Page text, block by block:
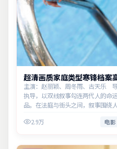
超清画质家庭类型寒锋档案
主演：赵丽颖、周冬雨、古天乐
执导，以双线叙事勾连两代人的命
品。在法庭与街头之间，叙事围绕
现实意义。
2.9万 电影